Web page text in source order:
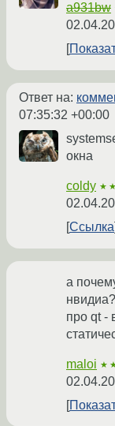
a931bw
Ответ на:
07:35:32 +00:00
окна
coldy ★★
Ссылка
а
нвидиа?
про qt -
maloi